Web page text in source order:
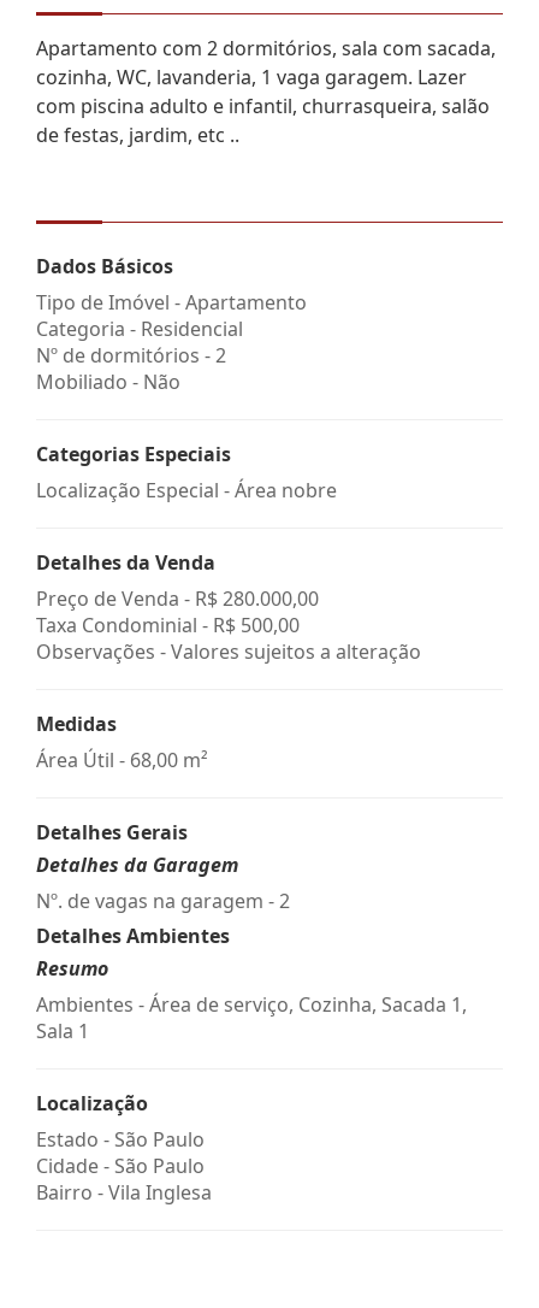
Apartamento com 2 dormitórios, sala com sacada,
cozinha, WC, lavanderia, 1 vaga garagem. Lazer
com piscina adulto e infantil, churrasqueira, salão
de festas, jardim, etc ..
Dados Básicos
Tipo de Imóvel - Apartamento
Categoria - Residencial
Nº de dormitórios - 2
Mobiliado - Não
Categorias Especiais
Localização Especial - Área nobre
Detalhes da Venda
Preço de Venda - R$ 280.000,00
Taxa Condominial - R$ 500,00
Observações - Valores sujeitos a alteração
Medidas
Área Útil - 68,00 m²
Detalhes Gerais
Detalhes da Garagem
Nº. de vagas na garagem - 2
Detalhes Ambientes
Resumo
Ambientes - Área de serviço, Cozinha, Sacada 1,
Sala 1
Localização
Estado -São Paulo
Cidade -São Paulo
Bairro -Vila Inglesa